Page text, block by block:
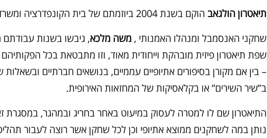
תיאטרון הולגאב הוקם בשנת 2004 ביוזמתם של בית הקונפדרציה ומשרד התרבות.
שחקני האנסמבל ומנהלו האמנותי , משה מלכא, גיבשו בשנות
שפת תיאטרון פיזית מובהקת וייחודית מאוד, וזו מתבטאת בכל
– בין אם מקורן בסיפורים אתיופיים עממיים, בנושאים חברתיים ובשאלות
ב”שיר השירים” או בקלאסיקות של המחזאות האירופית.
התיאטרון שם לו למטרה לעסוק במיעוט באחר בחריג ובמהגר, במסגרת
נותן במה לשחקנים ממוצא אתיופי וכן לכל שחקן אשר רוצה לעבור